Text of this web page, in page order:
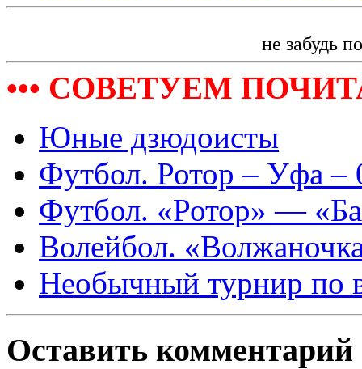
не забудь
••• СОВЕТУЕМ
Юные дзюдоисты
Футбол. Ротор – Уфа –
Футбол. «Ротор» —
Волейбол.
Необычный турнир по
Оставить комментарий